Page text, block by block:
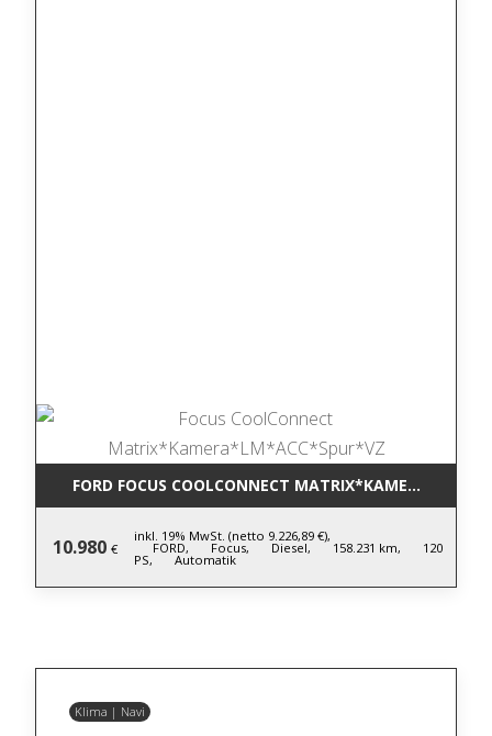
FORD FOCUS COOLCONNECT
10.980 €
inkl. 19% MwSt. (netto 9.226,89 €),
FORD, Focus, Diesel, 158.231 km, 120
PS, Automatik
Klima | Navi